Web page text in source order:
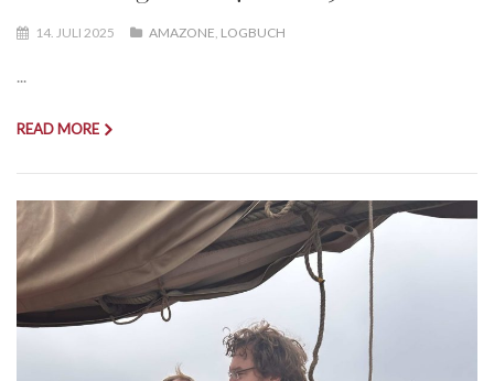
14. JULI 2025 AMAZONE LOGBUCH
...
READ MORE